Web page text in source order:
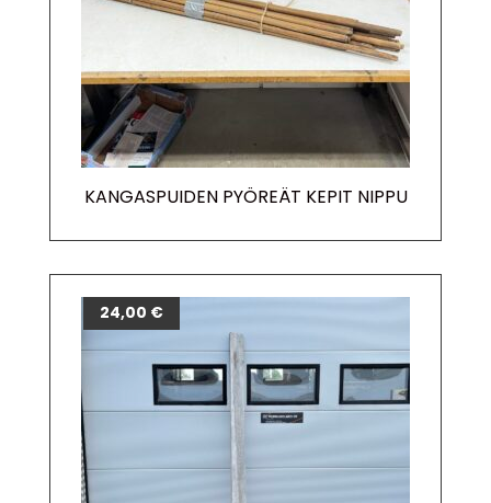
KANGASPUIDEN PYÖREÄT KEPIT NIPPU
24,00 €